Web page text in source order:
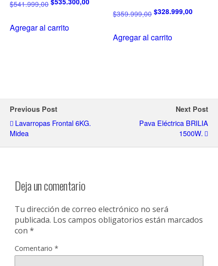
$541.999,00
Agregar al carrito
$359.999,00 $328.999,00
Agregar al carrito
Previous Post
Lavarropas Frontal 6KG.
Midea
Next Post
Pava Eléctrica BRILIA
1500W.
Deja un comentario
Tu dirección de correo electrónico no será
publicada. Los campos obligatorios están marcados
con *
Comentario *